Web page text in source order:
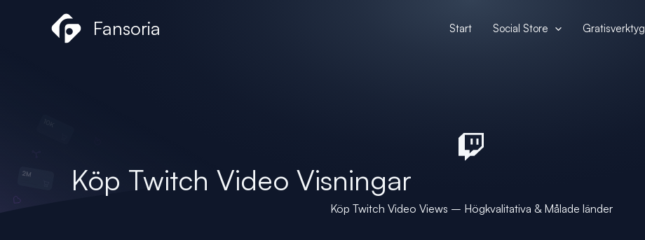
Fansoria Start Social Store Gratisverktyg
Köp Twitch Video Visningar
Köp Twitch Video Views – Högkvalitativa & Målade länder